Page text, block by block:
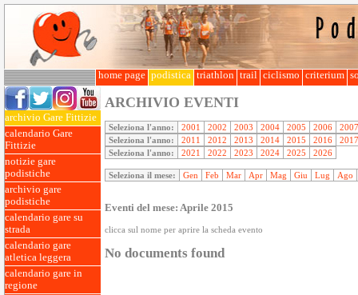
home page podistica triathlon trail ciclismo criterium
archivio Gare Fittizie
calendario Gare
Fittizie
notizie gare
podistiche
archivio gare
podistiche
calendario gare su
strada
calendario gare
atletica leggera
calendario gare in
regione
ARCHIVIO EVENTI
Seleziona l'anno: 2001 2002 2003 2004 2005 2006
2007
Seleziona l'anno:
2011 2012 2013 2014 2015 2016
2017
Seleziona l'anno:
2021 2022 2023 2024 2025 2026
Seleziona il mese: Gen Feb Mar Apr Mag Giu Lug Ago
Eventi del mese: Aprile 2015
clicca sul nome per aprire la scheda evento
No documents found